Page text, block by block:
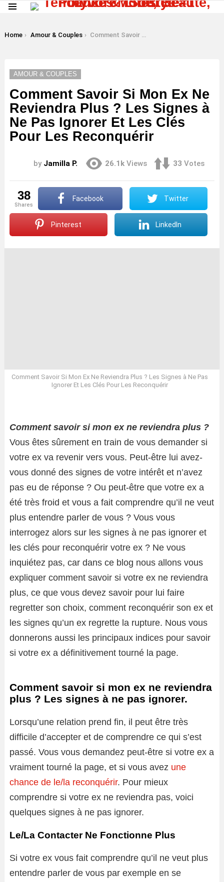
You are here:
Home Amour & Couples Comment Savoir Si Mon Ex Ne Reviendra Plus ? Les Signes à Ne Pas Ignorer Et Les Clés Pour Les Reconquérir
AMOUR & COUPLES
Comment Savoir Si Mon Ex Ne
Reviendra Plus ? Les Signes à
Ne Pas Ignorer Et Les Clés
Pour Les Reconquérir
by Jamilla P. 26.1k Views 33 Votes
38
shares
Facebook Twitter
Pinterest LinkedIn
Comment Savoir Si Mon Ex Ne Reviendra Plus ? Les Signes à Ne Pas
Ignorer Et Les Clés Pour Les Reconquérir
Comment savoir si mon ex ne reviendra plus ?
Vous êtes sûrement en train de vous demander si
votre ex va revenir vers vous. Peut-être lui avez-
vous donné des signes de votre intérêt et n’avez
pas eu de réponse ? Ou peut-être que votre ex a
été très froid et vous a fait comprendre qu’il ne veut
plus entendre parler de vous ? Vous vous
interrogez alors sur les signes à ne pas ignorer et
les clés pour reconquérir votre ex ? Ne vous
inquiétez pas, car dans ce blog nous allons vous
expliquer comment savoir si votre ex ne reviendra
plus, ce que vous devez savoir pour lui faire
regretter son choix, comment reconquérir son ex et
les signes qu’un ex regrette la rupture. Nous vous
donnerons aussi les principaux indices pour savoir
si votre ex a définitivement tourné la page.
Comment savoir si mon ex ne reviendra
plus ? Les signes à ne pas ignorer.
Lorsqu’une relation prend fin, il peut être très
difficile d’accepter et de comprendre ce qui s’est
passé. Vous vous demandez peut-être si votre ex a
vraiment tourné la page, et si vous avez une
chance de le/la reconquérir. Pour mieux
comprendre si votre ex ne reviendra pas, voici
quelques signes à ne pas ignorer.
Le/La Contacter Ne Fonctionne Plus
Si votre ex vous fait comprendre qu’il ne veut plus
entendre parler de vous par exemple en se